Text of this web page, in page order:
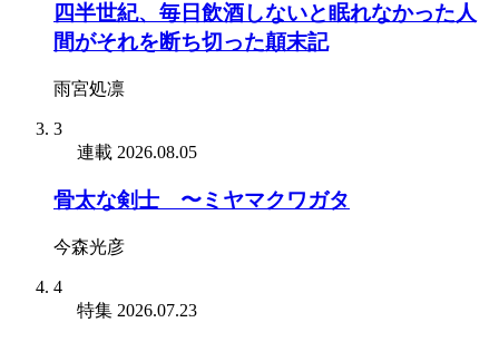
四半世紀、毎日飲酒しないと眠れなかった人
間がそれを断ち切った顛末記
雨宮処凛
3
連載 2026.08.05
骨太な剣士 〜ミヤマクワガタ
今森光彦
4
特集 2026.07.23